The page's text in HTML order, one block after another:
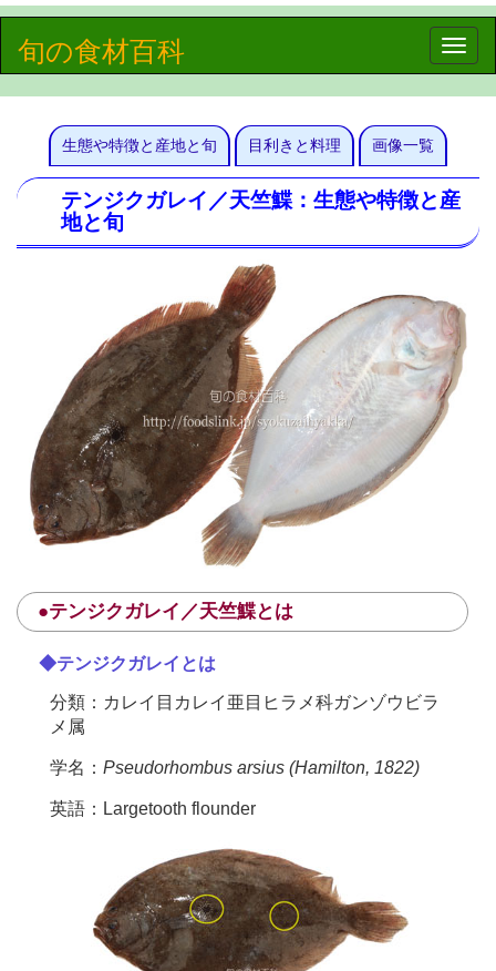
Toggle
旬の食材百科
生態や特徴と産地と旬 目利きと料理 画像一覧
テンジクガレイ／天竺鰈：生態や特徴と産
地と旬
●テンジクガレイ／天竺鰈とは
◆テンジクガレイとは
分類：カレイ目カレイ亜目ヒラメ科ガンゾウビラ
メ属
学名： Pseudorhombus arsius (Hamilton, 1822)
英語：Largetooth flounder